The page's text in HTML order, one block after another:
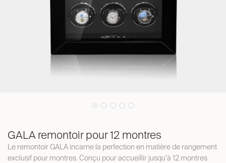
GALA remontoir pour 12 montres
Le remontoir GALA incarne la perfection en matière de rangement
exclusif pour montres. Conçu pour accueillir jusqu'à 12 montres